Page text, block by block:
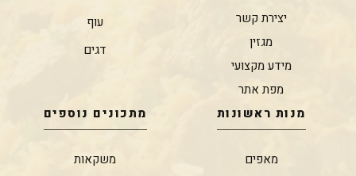
יצירת קשר
מגזין
מידע מקצועי
מפת אתר
עוף
דגים
מנות ראשונות
מאפים
מתכונים נוספים
משקאות